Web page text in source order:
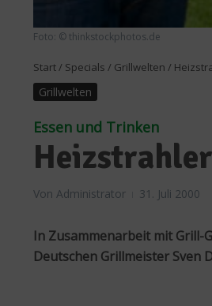
Foto: © thinkstockphotos.de
Start/ Specials / Grillwelten /
Grillwelten
Essen und Trinken
Von Administrator 31. Juli 2000
In Zusammenarbeit mit Grill-
Deutschen Grillmeister Sven